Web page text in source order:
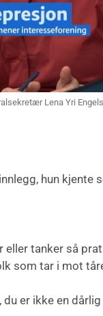
Lena Yri
hun kjente
eller tanker så
som tar i mot
du er ikke en